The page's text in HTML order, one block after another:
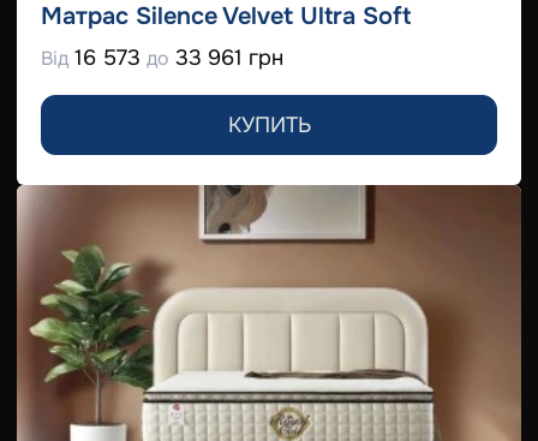
Матрас Silence Velvet Ultra Soft
Від 16 573 до 33 961 грн
КУПИТЬ